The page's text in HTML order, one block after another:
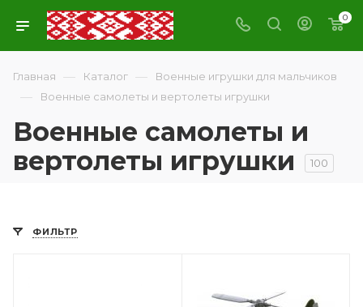
0
Главная — Каталог — Военные игрушки для мальчиков
— Военные самолеты и вертолеты игрушки
Военные самолеты и
вертолеты игрушки
100
ФИЛЬТР